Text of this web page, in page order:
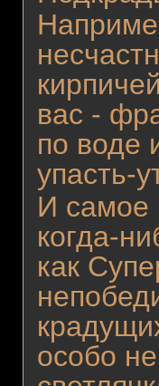
вас -
по воде
упасть-
И самое
когда-
как
особо